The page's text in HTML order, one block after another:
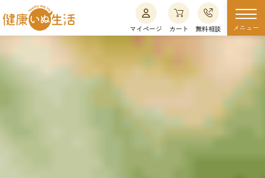
マイページ カート 無料相談 メニュー